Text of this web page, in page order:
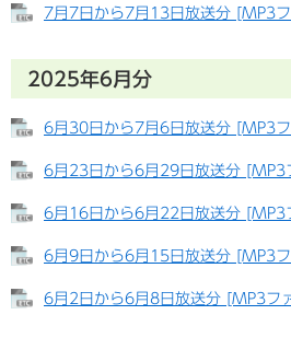
7月7日から7月13日放送分 [MP3
2025年6月分
6月30日から7月6日放送分 [MP3
6月23日から6月29日放送分 [MP3
6月16日から6月22日放送分 [MP3
6月9日から6月15日放送分 [MP3
6月2日から6月8日放送分 [MP3フ